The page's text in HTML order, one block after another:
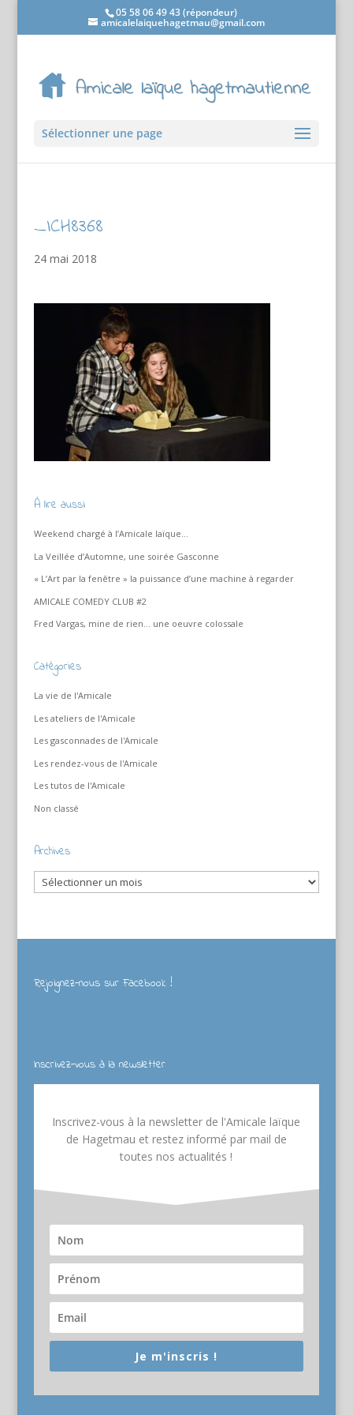
05 58 06 49 43 (répondeur)
amicalelaiquehagetmau@gmail.com
Sélectionner une page
_ICH8368
24 mai 2018
À lire aussi
Weekend chargé à l’Amicale laïque…
La Veillée d’Automne, une soirée Gasconne
« L’Art par la fenêtre » la puissance d’une machine à regarder
AMICALE COMEDY CLUB #2
Fred Vargas, mine de rien… une oeuvre colossale
Catégories
La vie de l'Amicale
Les ateliers de l'Amicale
Les gasconnades de l'Amicale
Les rendez-vous de l'Amicale
Les tutos de l'Amicale
Non classé
Archives
Archives
Rejoignez-nous sur Facebook !
Inscrivez-vous à la newsletter
Inscrivez-vous à la newsletter de l'Amicale laïque
de Hagetmau et restez informé par mail de
toutes nos actualités !
Je m'inscris !